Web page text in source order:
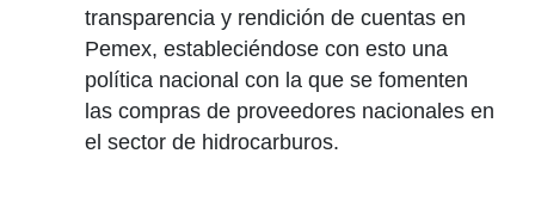
transparencia y rendición de cuentas en
Pemex, estableciéndose con esto una
política nacional con la que se fomenten
las compras de proveedores nacionales en
el sector de hidrocarburos.